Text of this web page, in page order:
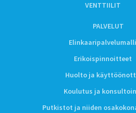
VENTTIILIT
PALVELUT
Elinkaaripalvelumalli
Erikoispinnoitteet
Huolto ja
Koulutus ja
Putkistot ja niiden